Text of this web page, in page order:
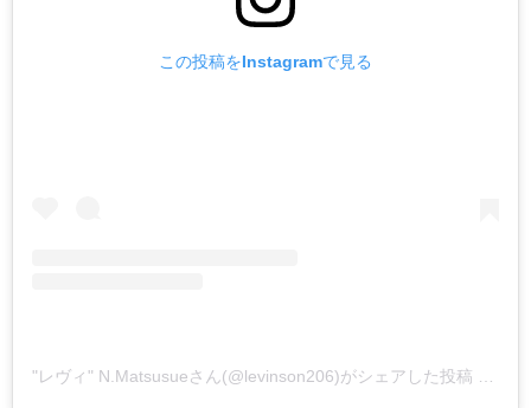
この投稿をInstagramで見る
"レヴィ" N.Matsusueさん(@levinson206)がシェアした投稿